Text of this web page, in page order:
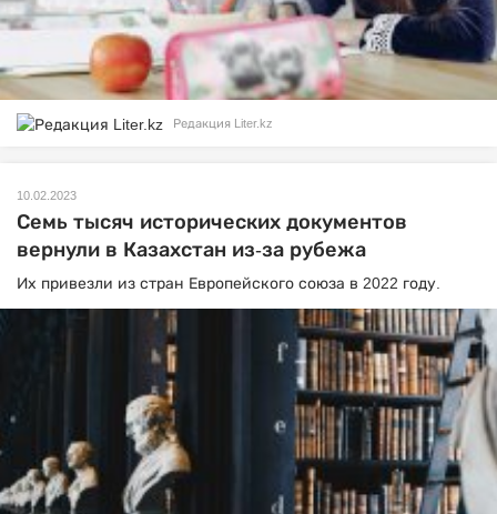
Редакция Liter.kz
10.02.2023
Семь тысяч исторических документов
вернули в Казахстан из-за рубежа
Их привезли из стран Европейского союза в 2022 году.